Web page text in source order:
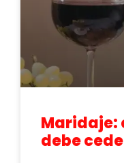
Maridaje:
debe